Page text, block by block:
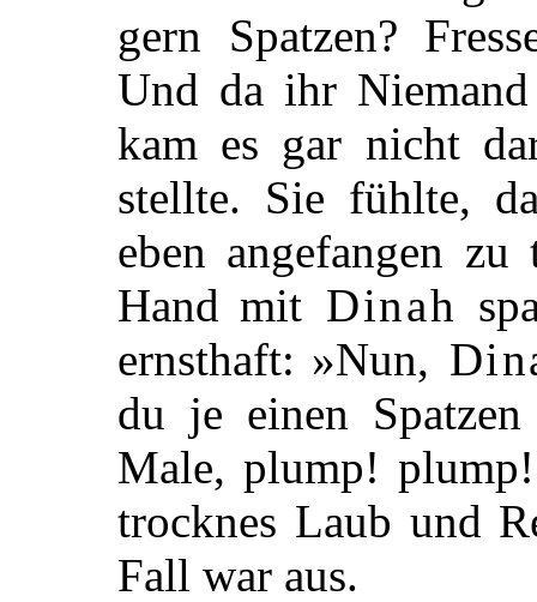
gern Spatzen?
Und da ihr
kam es gar nicht
stellte. Sie fühlte,
eben angefangen
Hand mit Dinah
ernsthaft: »Nun,
du je einen
Male, plump!
trocknes Laub und
Fall war aus.